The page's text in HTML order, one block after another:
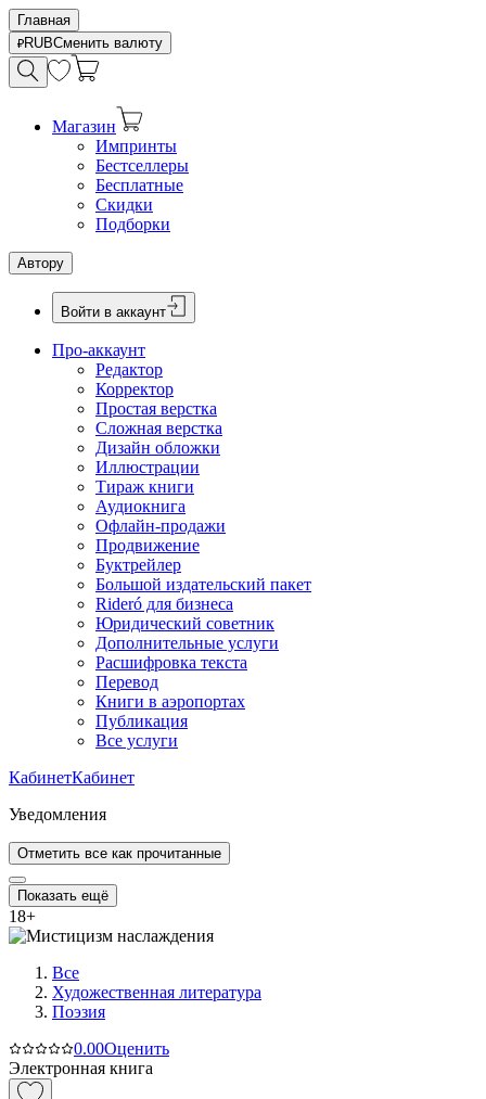
Главная
RUBСменить валюту
Магазин
Импринты
Бестселлеры
Бесплатные
Скидки
Подборки
Автору
Войти в аккаунт
Про-аккаунт
Редактор
Корректор
Простая верстка
Сложная верстка
Дизайн обложки
Иллюстрации
Тираж книги
Аудиокнига
Офлайн-продажи
Продвижение
Буктрейлер
Большой издательский пакет
Rideró для бизнеса
Юридический советник
Дополнительные услуги
Расшифровка текста
Перевод
Книги в аэропортах
Публикация
Все услуги
КабинетКабинет
Уведомления
Отметить все как прочитанные
Показать ещё
18+
Все
Художественная литература
Поэзия
0.00Оценить
Электронная книга